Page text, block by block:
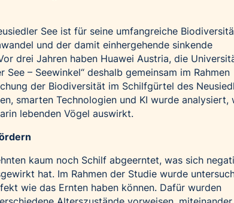
See ist für seine umfangreiche
und der damit einhergehende sinkende
drei Jahren haben Huawei Austria, die
– Seewinkel“ deshalb gemeinsam im Rahmen
der Biodiversität im Schilfgürtel des
smarten Technologien und KI wurde analysiert,
lebenden Vögel auswirkt.
kaum noch Schilf abgeerntet, was sich
hat. Im Rahmen der Studie wurde
wie das Ernten haben können. Dafür wurden